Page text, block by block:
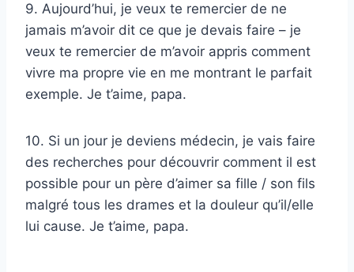
9. Aujourd’hui, je veux te remercier de ne
jamais m’avoir dit ce que je devais faire – je
veux te remercier de m’avoir appris comment
vivre ma propre vie en me montrant le parfait
exemple. Je t’aime, papa.
10. Si un jour je deviens médecin, je vais faire
des recherches pour découvrir comment il est
possible pour un père d’aimer sa fille / son fils
malgré tous les drames et la douleur qu’il/elle
lui cause. Je t’aime, papa.